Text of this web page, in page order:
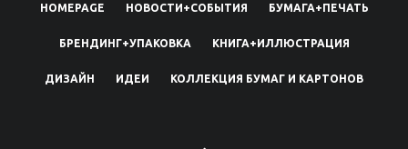
HOMEPAGE НОВОСТИ+СОБЫТИЯ БУМАГА+ПЕЧАТЬ
БРЕНДИНГ+УПАКОВКА КНИГА+ИЛЛЮСТРАЦИЯ
ДИЗАЙН ИДЕИ КОЛЛЕКЦИЯ БУМАГ И КАРТОНОВ